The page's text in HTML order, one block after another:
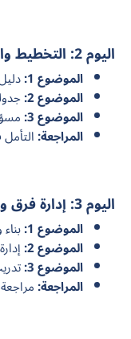
اليوم 2: التخطيط والجدولة للمشاريع
الموضوع 1:
الموضوع 2:
الموضوع 3:
المراجعة:
اليوم 3: إدارة فرق ومحفظة المشاريع
الموضوع 1:
الموضوع 2:
الموضوع 3:
المراجعة: